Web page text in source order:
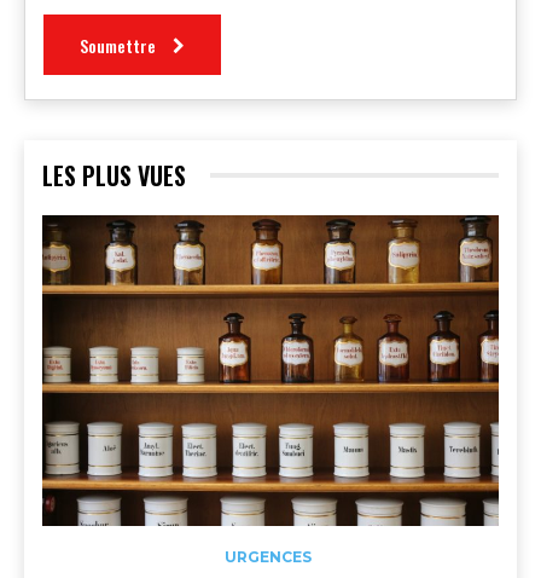
Soumettre
LES PLUS VUES
URGENCES